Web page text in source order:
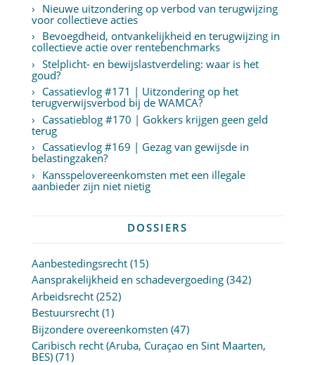
Nieuwe uitzondering op verbod van terugwijzing
voor collectieve acties
Bevoegdheid, ontvankelijkheid en terugwijzing in
collectieve actie over rentebenchmarks
Stelplicht- en bewijslastverdeling: waar is het
goud?
Cassatievlog #171 | Uitzondering op het
terugverwijsverbod bij de WAMCA?
Cassatieblog #170 | Gokkers krijgen geen geld
terug
Cassatievlog #169 | Gezag van gewijsde in
belastingzaken?
Kansspelovereenkomsten met een illegale
aanbieder zijn niet nietig
DOSSIERS
Aanbestedingsrecht(15)
Aansprakelijkheid en schadevergoeding(342)
Arbeidsrecht(252)
Bestuursrecht(1)
Bijzondere overeenkomsten (47)
Caribisch recht (Aruba, Curaçao en Sint Maarten,
BES)(71)